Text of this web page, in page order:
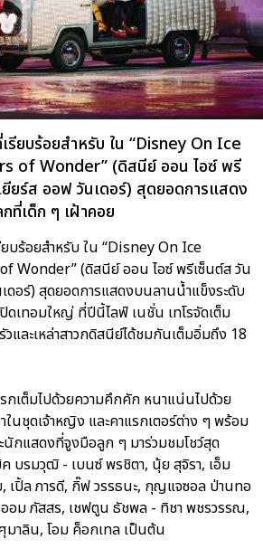
รียบร้อยสำหรับ ใน “Disney On Ice
of Wonder” (ดิสนีย์ ออน ไอซ์ พรี
ยร์ส ออฟ วันเดอร์) สุดยอดการแสดง
ที่เด็ก ๆ เฝ้าคอย
บร้อยสำหรับ ใน “Disney On Ice
Wonder” (ดิสนีย์ ออน ไอซ์ พรีเซ็นต์ส วัน
ดอร์) สุดยอดการแสดงบนลานน้ำแข็งระดับ
ดเทอมใหญ่ ที่ปีนี้ไลฟ์ เนชั่น เทโรจัดเต็ม
และเหล่าสาวกดิสนีย์ได้ชมกันเต็มอิ่มถึง 18
กเต็มไปด้วยความคึกคัก หนาแน่นไปด้วย
นชุดเจ้าหญิง และคาแรกเตอร์ต่าง ๆ พร้อม
กแสดงที่จูงมือลูก ๆ มาร่วมชมโชว์สุด
บรมวุฒิ - เบนซ์ พรชิตา, นุ้ย สุจิรา, เอ็ม
ปิ้ล ภารดี, กิ๊ฟ วรรธนะ, กุญแจซอล ป่านทอ
ออม ภัสสร, เชฟตูน ธัชพล - ทิชา พชรวรรณ,
าลิน, โอม ค็อกเทล เป็นต้น